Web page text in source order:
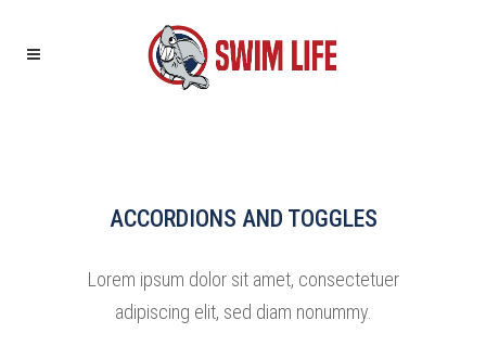
ACCORDIONS AND TOGGLES
Lorem ipsum dolor sit amet, consectetuer
adipiscing elit, sed diam nonummy.